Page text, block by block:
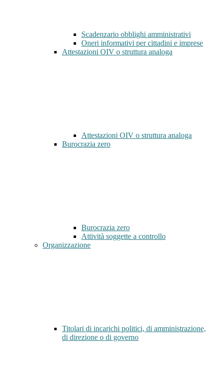
Scadenzario obblighi amministrativi
Oneri informativi per cittadini e imprese
Attestazioni OIV o struttura analoga
Attestazioni OIV o struttura analoga
Burocrazia zero
Burocrazia zero
Attività soggette a controllo
Organizzazione
Titolari di incarichi politici, di amministrazione,
di direzione o di governo